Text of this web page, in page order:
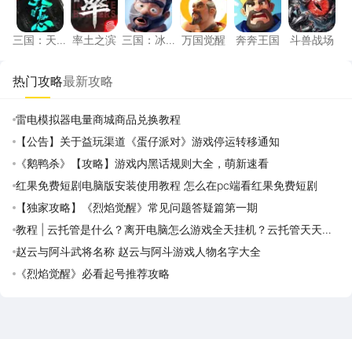
三国：天
率土之滨 三国：冰
万国觉醒 奔奔王国 斗兽战场
热门攻略最新攻略
雷电模拟器电量商城商品兑换教程
【公告】关于益玩渠道《蛋仔派对》游戏停运转移通知
《鹅鸭杀》【攻略】游戏内黑话规则大全，萌新速看
红果免费短剧电脑版安装使用教程 怎么在pc端看红果免费短剧
【独家攻略】《烈焰觉醒》常见问题答疑篇第一期
教程 | 云托管是什么？离开电脑怎么游戏全天挂机？云托管天天免
费领取攻略
赵云与阿斗武将名称 赵云与阿斗游戏人物名字大全
《烈焰觉醒》必看起号推荐攻略